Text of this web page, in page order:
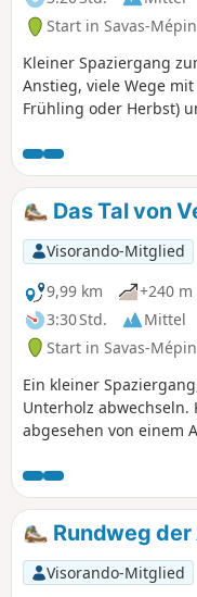
Start in Savas-
Kleiner Spaziergang
Anstieg, viele Wege
Frühling oder Herbst)
Das Tal von
Visorando-Mitglied
9,99 km
+240 m
3:30 Std.
Mittel
Start in Savas-
Ein kleiner
Unterholz abwechseln.
abgesehen von einem
Rundweg
Visorando-Mitglied